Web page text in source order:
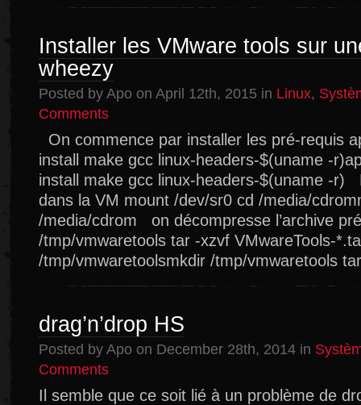
Installer les VMware tools sur
wheezy
Posted by Apo on April 12th, 2015 in Linux,
Comments
les
VMware
tools
sur
une
VM
debian
wheezy
On commence par installer les pré-requis
install make gcc linux-headers-$(uname -
install make gcc linux-headers-$(uname -r)
dans la VM mount /dev/sr0 cd /media/
/media/cdrom on décompresse l’archive
/tmp/vmwaretools tar -xzvf VMwareTools-
/tmp/vmwaretoolsmkdir /tmp/vmwaretools
drag’n’drop HS
Posted by Apo on December 28th, 2014 in
Comments
HS
Il semble que ce soit lié à un problème de